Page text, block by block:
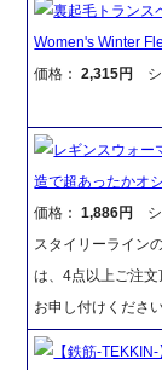
裏起毛トランス
Women's Winter
価格：2,315円 シ
レギンスウォ
造で超あったかオ
価格：1,886円
シ
スタイリーライン
は、4点以上ご注
お申し付けください
【鉄筋-